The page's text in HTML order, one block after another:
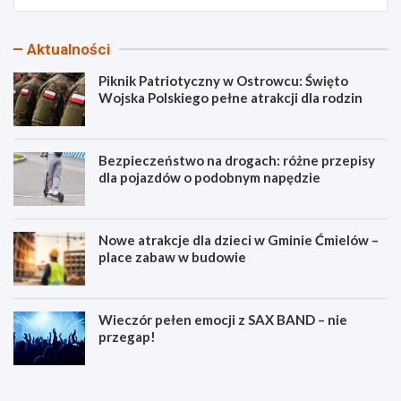
Aktualności
Piknik Patriotyczny w Ostrowcu: Święto
Wojska Polskiego pełne atrakcji dla rodzin
Bezpieczeństwo na drogach: różne przepisy
dla pojazdów o podobnym napędzie
Nowe atrakcje dla dzieci w Gminie Ćmielów –
place zabaw w budowie
Wieczór pełen emocji z SAX BAND – nie
przegap!
P
B